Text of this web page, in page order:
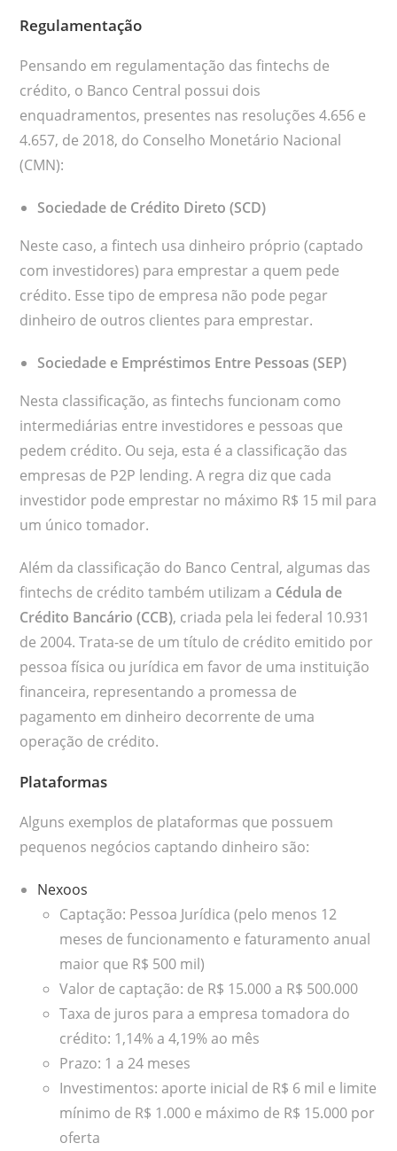
Regulamentação
Pensando em regulamentação das fintechs de
crédito, o Banco Central possui dois
enquadramentos, presentes nas resoluções 4.656 e
4.657, de 2018, do Conselho Monetário Nacional
(CMN):
Sociedade de Crédito Direto (SCD)
Neste caso, a fintech usa dinheiro próprio (captado
com investidores) para emprestar a quem pede
crédito. Esse tipo de empresa não pode pegar
dinheiro de outros clientes para emprestar.
Sociedade e Empréstimos Entre Pessoas (SEP)
Nesta classificação, as fintechs funcionam como
intermediárias entre investidores e pessoas que
pedem crédito. Ou seja, esta é a classificação das
empresas de P2P lending. A regra diz que cada
investidor pode emprestar no máximo R$ 15 mil para
um único tomador.
Além da classificação do Banco Central, algumas das
fintechs de crédito também utilizam a Cédula de
Crédito Bancário (CCB), criada pela lei federal 10.931
de 2004. Trata-se de um título de crédito emitido por
pessoa física ou jurídica em favor de uma instituição
financeira, representando a promessa de
pagamento em dinheiro decorrente de uma
operação de crédito.
Plataformas
Alguns exemplos de plataformas que possuem
pequenos negócios captando dinheiro são:
Nexoos
Captação: Pessoa Jurídica (pelo menos 12
meses de funcionamento e faturamento anual
maior que R$ 500 mil)
Valor de captação: de R$ 15.000 a R$ 500.000
Taxa de juros para a empresa tomadora do
crédito: 1,14% a 4,19% ao mês
Prazo: 1 a 24 meses
Investimentos: aporte inicial de R$ 6 mil e limite
mínimo de R$ 1.000 e máximo de R$ 15.000 por
oferta